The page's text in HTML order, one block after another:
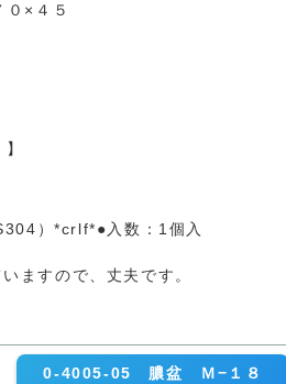
×４５
）*crlf*●入数：1個入
ますので、丈夫です。
0-4005-05 膿盆 Ｍ−１８